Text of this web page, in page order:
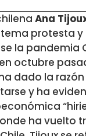
Ana
protesta
la pandemia
octubre
dado la
y ha
ha vuelto